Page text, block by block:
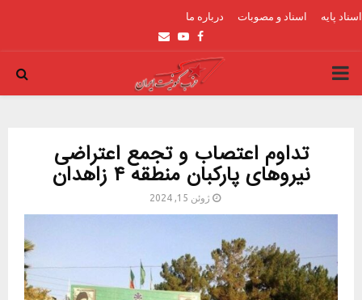
اسناد پایه اسناد و مصوبات درباره ما
Facebook
Youtube
Email
PRIMARY
تداوم اعتصاب و تجمع اعتراضی
نیروهای پارکبان منطقه ۴ زاهدان
ژوئن 15, 2024